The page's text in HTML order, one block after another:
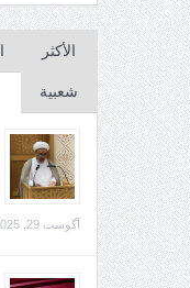
الأكثر
شعبية
آگوست 29, 2025